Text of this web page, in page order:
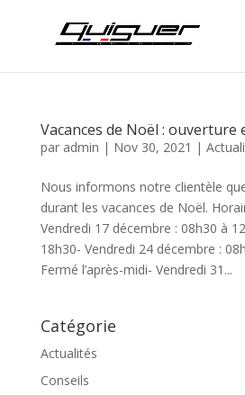
Vacances de Noël : ouverture
par admin | Nov 30, 2021 |
Nous informons notre clientèle
durant les vacances de Noël.
Vendredi 17 décembre : 08h30 à
18h30- Vendredi 24 décembre :
Fermé l’après-midi- Vendredi 31...
Catégorie
Actualités
Conseils